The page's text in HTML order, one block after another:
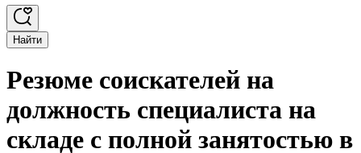
Найти
Резюме соискателей на
должность специалиста на
складе с полной занятостью в